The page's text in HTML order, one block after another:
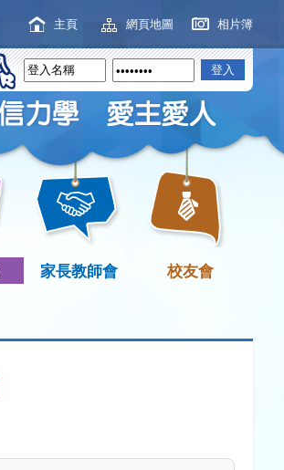
主頁 網頁地圖 相片簿
家長教師會 校友會